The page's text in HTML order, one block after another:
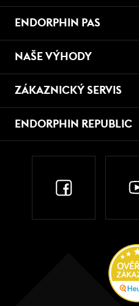
ENDORPHIN PAS
NAŠE VÝHODY
ZÁKAZNICKÝ SERVIS
ENDORPHIN REPUBLIC